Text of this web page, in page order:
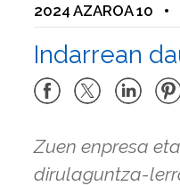
2024 AZAROA 10 •
Indarrean
Zuen enpresa
dirulaguntza-